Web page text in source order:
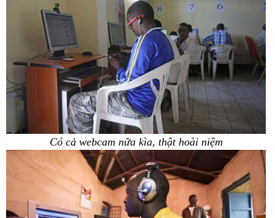
Có cả webcam nữa kìa, thật hoài niệm